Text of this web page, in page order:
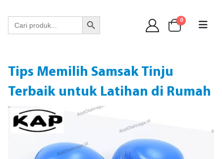
Search
for:
Search Button
0
Tips Memilih Samsak Tinju
Terbaik untuk Latihan di Rumah